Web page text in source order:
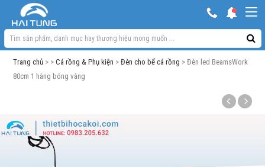
Trang chủ > >Cá rồng & Phụ kiện >Đèn cho bể cá rồng > Đèn led BeamsWork
80cm 1 hàng bóng vàng
Hồ ngoài trời & phụ kiện